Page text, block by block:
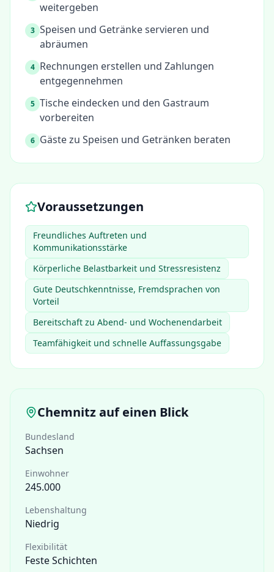
weitergeben
3 Speisen und Getränke servieren und
abräumen
4 Rechnungen erstellen und Zahlungen
entgegennehmen
5 Tische eindecken und den Gastraum
vorbereiten
6 Gäste zu Speisen und Getränken beraten
Voraussetzungen
Freundliches Auftreten und
Kommunikationsstärke
Körperliche Belastbarkeit und Stressresistenz
Gute Deutschkenntnisse, Fremdsprachen von
Vorteil
Bereitschaft zu Abend- und Wochenendarbeit
Teamfähigkeit und schnelle Auffassungsgabe
Chemnitzauf einen Blick
Bundesland
Sachsen
Einwohner
245.000
Lebenshaltung
Niedrig
Flexibilität
Feste Schichten